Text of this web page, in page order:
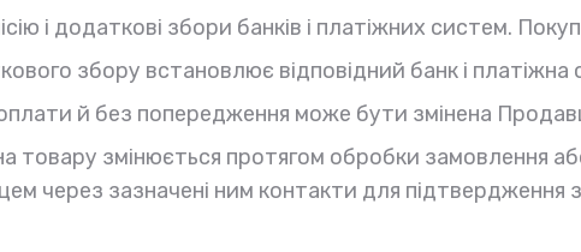
і додаткові збори банків і платіжних систем.
збору встановлює відповідний банк і платіжна
й без попередження може бути змінена
товару змінюється протягом обробки замовлення або
через зазначені ним контакти для